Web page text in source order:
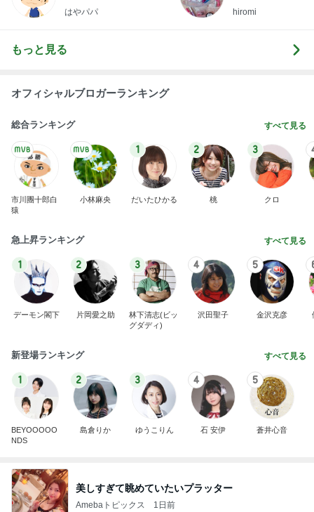
はやパパ hiromi
もっと見る
オフィシャルブロガーランキング
総合ランキング すべて見る
市川團十郎白
猿
小林麻央
1
だいたひかる
2
桃
3
クロ
急上昇ランキング すべて見る
1
デーモン閣下
2
片岡愛之助
3
林下清志(ビッ
グダディ)
4
沢田聖子
5
金沢克彦
新登場ランキング すべて見る
1
BEYOOOOO
NDS
2
島倉りか
3
ゆうこりん
4
石 安伊
5
蒼井心音
美しすぎて眺めていたいプラッター
Amebaトピックス 1日前